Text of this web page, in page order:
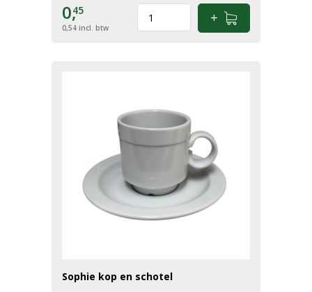
0,45
0,54 incl. btw
Sophie kop en schotel